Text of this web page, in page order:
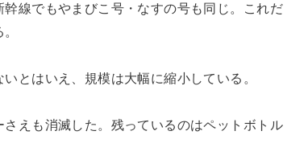
線でもやまびこ号・なすの号も同じ。これだ
とはいえ、規模は大幅に縮小している。
えも消滅した。残っているのはペットボトル